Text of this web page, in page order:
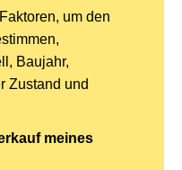
um den
Baujahr,
Zustand und
meines